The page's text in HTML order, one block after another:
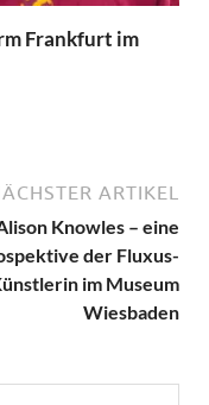
Frankfurt im
ARTIKEL
Knowles – eine
der Fluxus-
im Museum
Wiesbaden